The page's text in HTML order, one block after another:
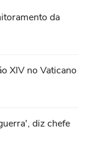
da
XIV no Vaticano
diz chefe